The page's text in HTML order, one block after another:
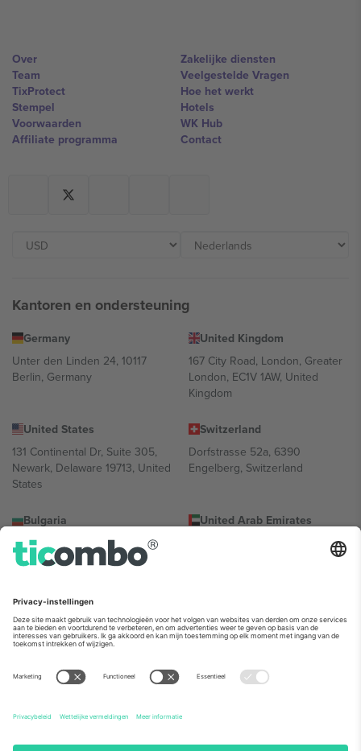
Over
Team
TixProtect
Stempel
Voorwaarden
Affiliate programma
Zakelijke diensten
Veelgestelde Vragen
Hoe het werkt
Hotels
WK Hub
Contact
Kantoren en ondersteuning
Germany
Unter den Linden 24, 10117
Berlin, Germany
United Kingdom
167 City Road, London, Greater
London, EC1V 1AW, United
Kingdom
United States
131 Continental Dr, Suite 305,
Newark, Delaware 19713, United
States
Switzerland
Dorfstrasse 52a, 6390
Engelberg, Switzerland
Bulgaria
Regus Sofia City West, bul
Totleben 53-55, 1606 Sofia,
United Arab Emirates
UAE Dubai Silicon Oasis, DDP
Building A1, Office 302, Dubai,
Mexico
Av Chapultepec 360, Roma
Norte, Cuauhtémoc, 06700
Ciudad de México, CDMX,
Mexico
De juridische entiteit van de aanbieder van het platform kan
domein. Kijk voor meer informatie op de specifieke pagina van het